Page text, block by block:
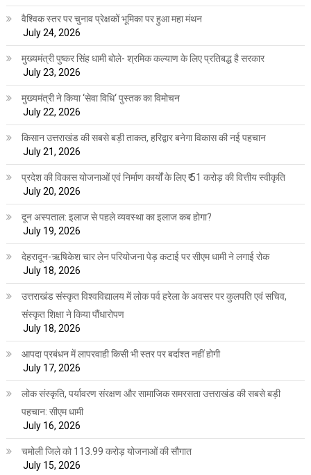
वैश्विक स्तर पर चुनाव प्रेक्षकों भूमिका पर हुआ महा मंथन
July 24, 2026
मुख्यमंत्री पुष्कर सिंह धामी बोले- श्रमिक कल्याण के लिए प्रतिबद्ध है सरकार
July 23, 2026
मुख्यमंत्री ने किया ‘सेवा विधि‘ पुस्तक का विमोचन
July 22, 2026
किसान उत्तराखंड की सबसे बड़ी ताकत, हरिद्वार बनेगा विकास की नई पहचान
July 21, 2026
प्रदेश की विकास योजनाओं एवं निर्माण कार्यों के लिए ₹ 51 करोड़ की वित्तीय स्वीकृति
July 20, 2026
दून अस्पताल: इलाज से पहले व्यवस्था का इलाज कब होगा?
July 19, 2026
देहरादून-ऋषिकेश चार लेन परियोजना पेड़ कटाई पर सीएम धामी ने लगाई रोक
July 18, 2026
उत्तराखंड संस्कृत विश्वविद्यालय में लोक पर्व हरेला के अवसर पर कुलपति एवं सचिव,
संस्कृत शिक्षा ने किया पौंधारोपण
July 18, 2026
आपदा प्रबंधन में लापरवाही किसी भी स्तर पर बर्दाश्त नहीं होगी
July 17, 2026
लोक संस्कृति, पर्यावरण संरक्षण और सामाजिक समरसता उत्तराखंड की सबसे बड़ी
पहचान: सीएम धामी
July 16, 2026
चमोली जिले को 113.99 करोड़ योजनाओं की सौगात
July 15, 2026